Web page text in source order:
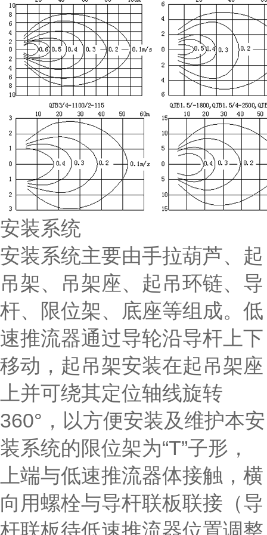
安装系统
安装系统主要由手拉葫芦、起
吊架、吊架座、起吊环链、导
杆、限位架、底座等组成。低
速推流器通过导轮沿导杆上下
移动，起吊架安装在起吊架座
上并可绕其定位轴线旋转
360°，以方便安装及维护本安
装系统的限位架为“T”子形，
上端与低速推流器体接触，横
向用螺栓与导杆联板联接（导
杆联板待低速推流器位置调整